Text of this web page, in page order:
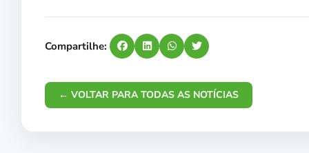
Compartilhe:
← VOLTAR PARA TODAS AS NOTÍCIAS